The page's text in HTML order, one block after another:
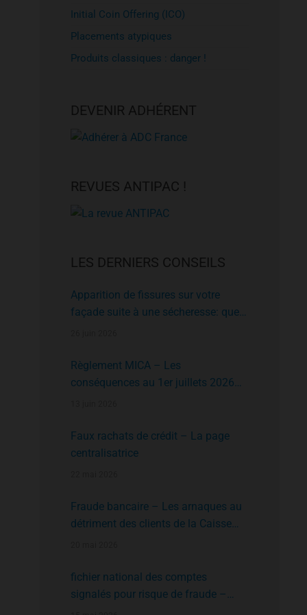
Initial Coin Offering (ICO)
Placements atypiques
Produits classiques : danger !
DEVENIR ADHÉRENT
REVUES ANTIPAC !
LES DERNIERS CONSEILS
Apparition de fissures sur votre
façade suite à une sécheresse: que
Règlement MICA – Les
conséquences au 1er juillets 2026
Faux rachats de crédit – La page
centralisatrice
Fraude bancaire – Les arnaques au
détriment des clients de la Caisse
fichier national des comptes
signalés pour risque de fraude –